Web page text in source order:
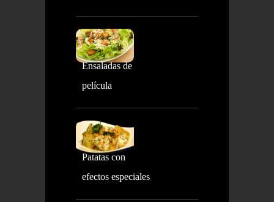
Ensaladas de
película
Patatas con
efectos especiales